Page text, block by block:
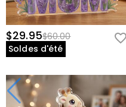
$29.95$60.00
Soldes d'été